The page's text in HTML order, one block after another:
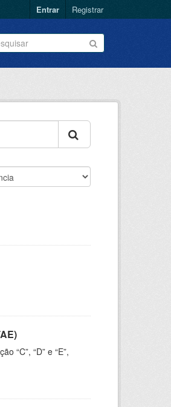
Entrar Registrar
“C”, “D” e “E”,